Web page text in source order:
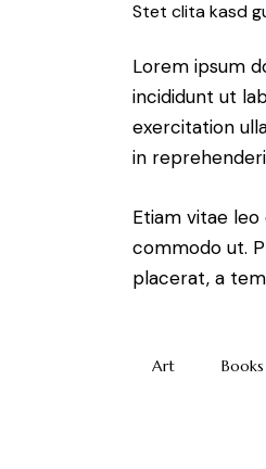
Stet clita kasd
Lorem ipsum
incididunt ut
exercitation
in
Etiam vitae
commodo ut.
placerat, a
Art Books